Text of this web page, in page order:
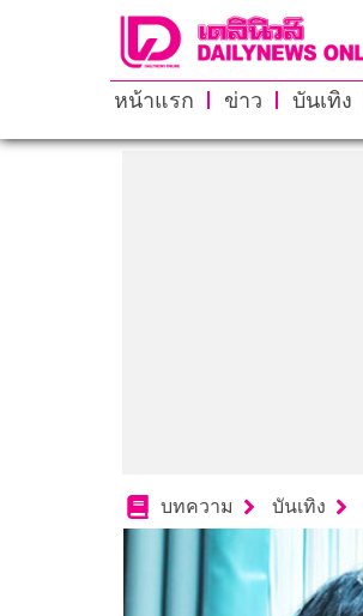
หน้าแรก ข่าว บันเทิง
บทความ บันเทิง